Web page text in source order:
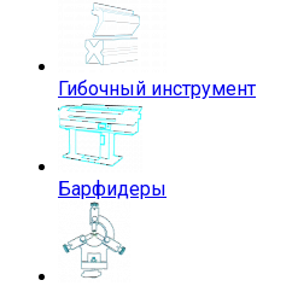
Гибочный инструмент
Барфидеры